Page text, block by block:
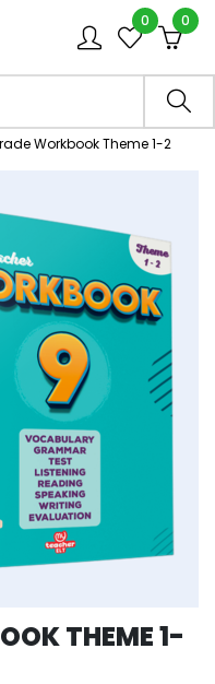
0 0
Workbook Theme 1-2
THEME 1-